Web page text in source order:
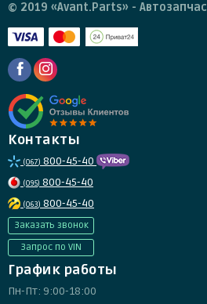
© 2019 «Avant.Parts» -
Контакты
(067) 800-45-40
(095) 800-45-40
(063) 800-45-40
Заказать звонок
Запрос по VIN
График работы
Пн-Пт: 9:00-18:00